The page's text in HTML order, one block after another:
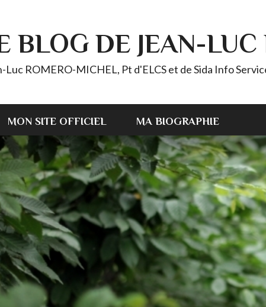
BLOG DE JEAN-
Luc ROMERO-MICHEL, Pt d'ELCS et de Sida Info
MON SITE OFFICIEL MA BIOGRAPHIE